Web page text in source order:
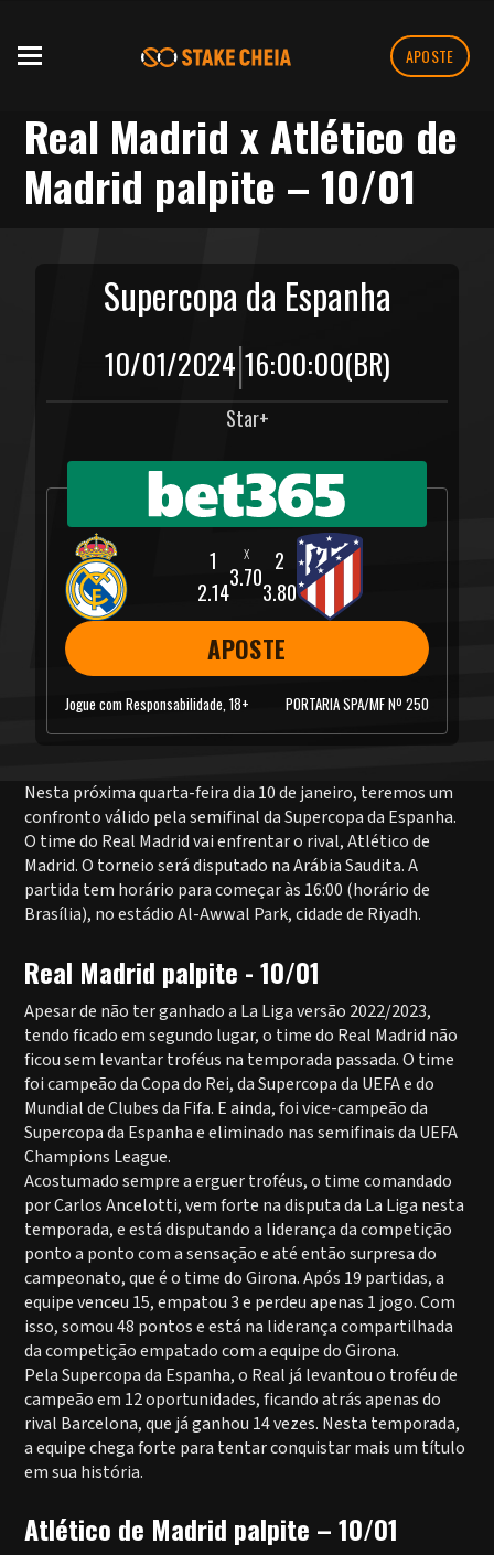
APOSTE
Real Madrid x Atlético de
Madrid palpite – 10/01
Supercopa da Espanha
10/01/2024|16:00:00(BR)
Star+
2.14
3.70
3.80
APOSTE
Jogue com Responsabilidade, 18+ PORTARIA SPA/MF Nº 250
Nesta próxima quarta-feira dia 10 de janeiro, teremos um
confronto válido pela semifinal da Supercopa da Espanha.
O time do Real Madrid vai enfrentar o rival, Atlético de
Madrid. O torneio será disputado na Arábia Saudita. A
partida tem horário para começar às 16:00 (horário de
Brasília), no estádio Al-Awwal Park, cidade de Riyadh.
Real Madrid palpite - 10/01
Apesar de não ter ganhado a La Liga versão 2022/2023,
tendo ficado em segundo lugar, o time do Real Madrid não
ficou sem levantar troféus na temporada passada. O time
foi campeão da Copa do Rei, da Supercopa da UEFA e do
Mundial de Clubes da Fifa. E ainda, foi vice-campeão da
Supercopa da Espanha e eliminado nas semifinais da UEFA
Champions League.
Acostumado sempre a erguer troféus, o time comandado
por Carlos Ancelotti, vem forte na disputa da La Liga nesta
temporada, e está disputando a liderança da competição
ponto a ponto com a sensação e até então surpresa do
campeonato, que é o time do Girona. Após 19 partidas, a
equipe venceu 15, empatou 3 e perdeu apenas 1 jogo. Com
isso, somou 48 pontos e está na liderança compartilhada
da competição empatado com a equipe do Girona.
Pela Supercopa da Espanha, o Real já levantou o troféu de
campeão em 12 oportunidades, ficando atrás apenas do
rival Barcelona, que já ganhou 14 vezes. Nesta temporada,
a equipe chega forte para tentar conquistar mais um título
em sua história.
Atlético de Madrid palpite – 10/01